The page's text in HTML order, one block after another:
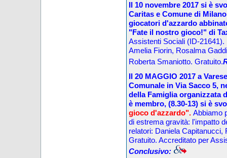
Il 10 novembre 2017 si è
Caritas e Comune di
giocatori d'azzardo
"Fate il nostro gioco!" di
Assistenti Sociali (ID-21641).
Amelia Fiorin, Rosalma
Roberta Smaniotto. Gratuito.
Il 20 MAGGIO 2017 a
Comunale in Via Sacco 5,
della Famiglia organizzata
è membro, (8.30-13) si è
gioco d'azzardo". Abbiamo
di estrema gravità: l'impatto
relatori: Daniela Capitanucci,
Gratuito. Accreditato per
Conclusivo: